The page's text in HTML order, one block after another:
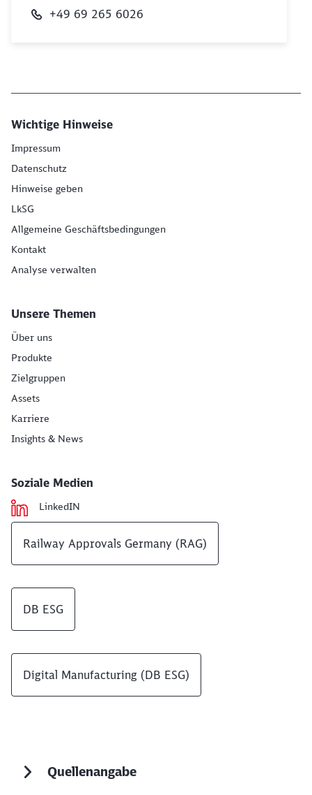
+49 69 265 6026
Wichtige Hinweise
Impressum
Datenschutz
Hinweise geben
LkSG
Allgemeine Geschäftsbedingungen
Kontakt
Analyse verwalten
Unsere Themen
Über uns
Produkte
Zielgruppen
Assets
Karriere
Insights & News
Soziale Medien
LinkedIN
Railway Approvals Germany (RAG)
DB ESG
Digital Manufacturing (DB ESG)
Quellenangabe